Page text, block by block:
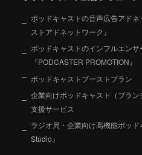
ポッドキャストの音声広告アド
ストアドネットワーク』
ポッドキャストのインフルエン
『PODCASTER PROMOTION』
ポッドキャストブーストプラン
企業向けポッドキャスト（ブラ
支援サービス
ラジオ局・企業向け高機能ポッ
Studio』